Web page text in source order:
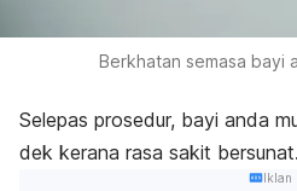
Berkhatan semasa bayi
Selepas prosedur, bayi anda
dek kerana rasa sakit bersunat.
Iklan